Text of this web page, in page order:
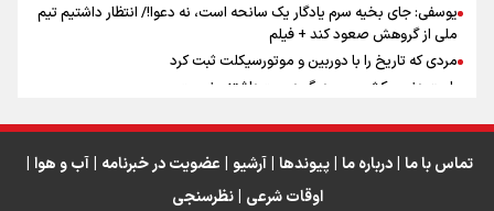
یوسفی: جای بخیه سرم یادگار یک سانحه است، نه دعوا!/ انتظار داشتیم تیم
ملی از گروهش صعود کند + فیلم
مردی که تاریخ را با دوربین و موتورسیکلت ثبت کرد
رابرت دنیرو: کشور من دیگر دوست‌داشتنی نیست
انتظار حضور تیم‌های بزرگ مثل استقلال در لیگ هستیم
تورم ۵۸ درصدی معدن / وقتی هزینه استخراج از توان قیمت‌گذاری سبقتتماس با ما | درباره ما | پیوندها | آرشیو | عضویت در خبرنامه | آب و هوا |
اوقات شرعی | نظرسنجی